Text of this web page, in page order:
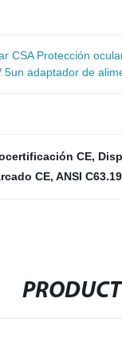
CSA Protección
5un adaptador de
CE,
CE, ANSI